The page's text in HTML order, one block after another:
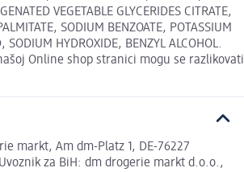
VEGETABLE GLYCERIDES CITRATE,
SODIUM BENZOATE, POTASSIUM
SODIUM HYDROXIDE, BENZYL ALCOHOL.
Online shop stranici mogu se razlikovati
markt, Am dm-Platz 1, DE-76227
za BiH: dm drogerie markt d.o.o.,